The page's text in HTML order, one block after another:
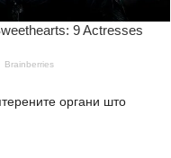
органи што